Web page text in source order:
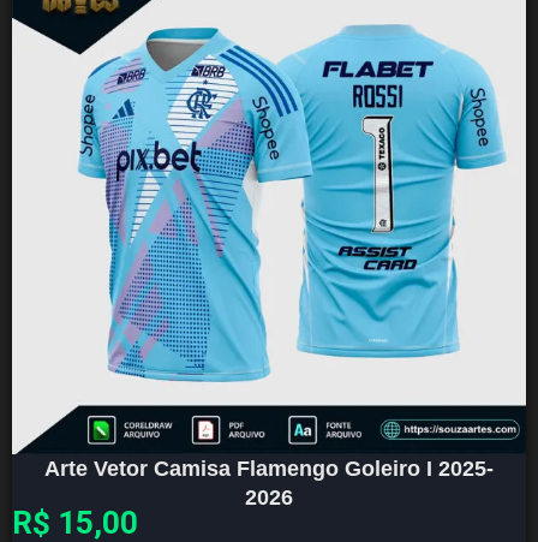
Arte Vetor Camisa Flamengo Goleiro I 2025-
2026
R$ 15,00